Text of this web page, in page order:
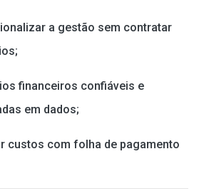
a gestão sem contratar
financeiros confiáveis e
em dados;
custos com folha de pagamento